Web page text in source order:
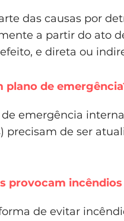
das causas por
a partir do ato
e direta ou
plano de
de emergência
precisam de ser
provocam incêndios
de evitar